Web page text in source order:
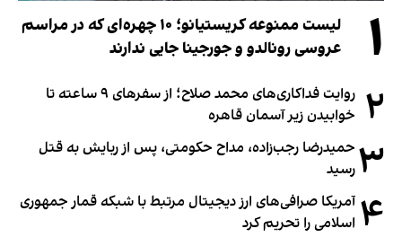
۱
لیست ممنوعه کریستیانو؛ ۱۰ چهره‌ای که در مراسم
عروسی رونالدو و جورجینا جایی ندارند
۲
روایت فداکاری‌های محمد صلاح؛ از سفرهای ۹ ساعته تا
خوابیدن زیر آسمان قاهره
۳ حمیدرضا رجب‌زاده، مداح حکومتی، پس از ربایش به قتل
رسید
۴ آمریکا صرافی‌های ارز دیجیتال مرتبط با شبکه قمار جمهوری
اسلامی را تحریم کرد